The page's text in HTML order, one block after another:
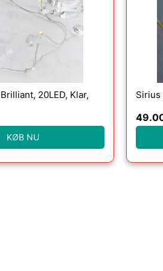
20LED, Klar,
KØB NU
Sirius